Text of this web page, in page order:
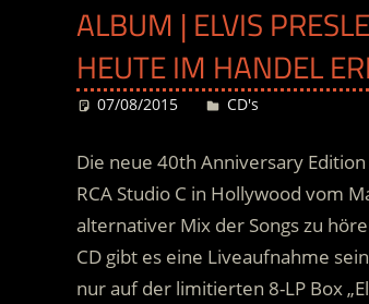
ALBUM | ELVIS
HEUTE IM HANDEL
07/08/2015 Desiree
CD's
Die neue 40th Anniversary Edition
RCA Studio C in Hollywood vom
alternativer Mix der Songs zu
CD gibt es eine Liveaufnahme
nur auf der limitierten 8-LP Box